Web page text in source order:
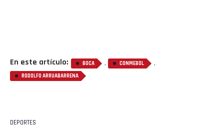
En este artículo: BOCA , CONMEBOL ,
RODOLFO ARRUABARRENA
DEPORTES